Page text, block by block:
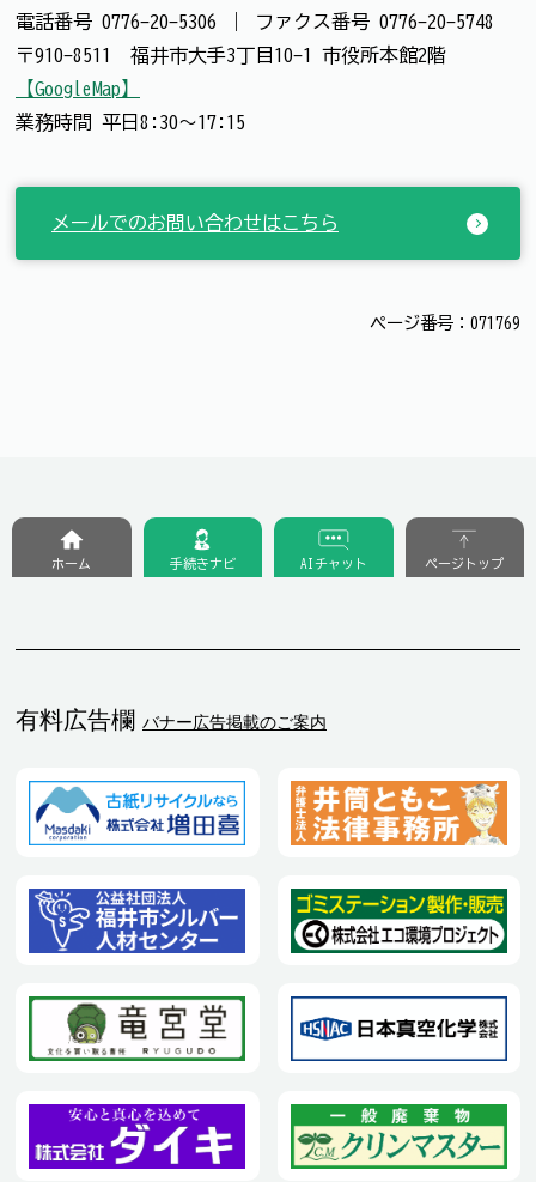
電話番号 0776-20-5306 ファクス番号 0776-20-5748
〒910-8511 福井市大手3丁目10-1 市役所本館2階
【GoogleMap】
業務時間 平日8:30～17:15
メールでのお問い合わせはこちら
ページ番号：071769
有料広告欄 バナー広告掲載のご案内
ホーム 手続きナビ AIチャット ページトップ